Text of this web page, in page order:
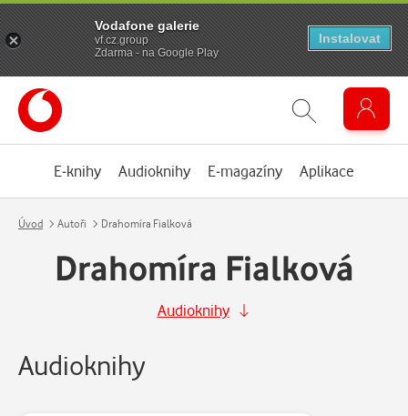
E-knihy Audioknihy E-magazíny Aplikace
Úvod Autoři Drahomíra Fialková
Drahomíra Fialková
Audioknihy
Audioknihy
Vodafone galerie
vf.cz.group
Zdarma - na Google Play
Instalovat